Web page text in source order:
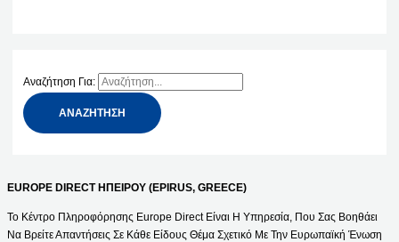
Αναζήτηση Για:
EUROPE DIRECT ΗΠΕΙΡΟΥ (EPIRUS, GREECE)
Το Κέντρο Πληροφόρησης Europe Direct Είναι Η Υπηρεσία, Που Σας Βοηθάει
Να Βρείτε Απαντήσεις Σε Κάθε Είδους Θέμα Σχετικό Με Την Ευρωπαϊκή Ένωση